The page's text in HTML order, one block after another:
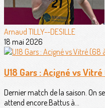
Arnaud TILLY--DESILLE
18 mai 2026
U18 Gars : Acigné vs
Dernier match de la saison. On
attend encore.Battus à...